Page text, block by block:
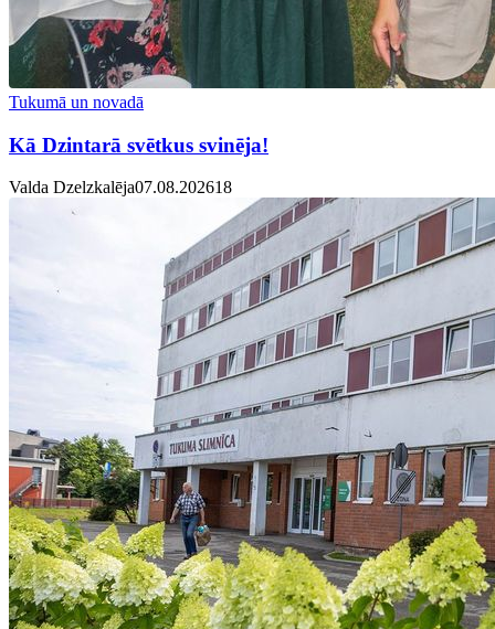
Tukumā un novadā
Kā Dzintarā svētkus svinēja!
Valda Dzelzkalēja07.08.202618